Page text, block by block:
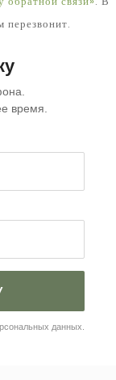
время.
данных.